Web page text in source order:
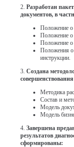
2. Разработан
документов, в
Положение о
Положение о
Положение о
Положения о
инструкции.
3. Создана
Методика
Состав и
Модель
Модель
4. Завершена
результатов
сформированы: